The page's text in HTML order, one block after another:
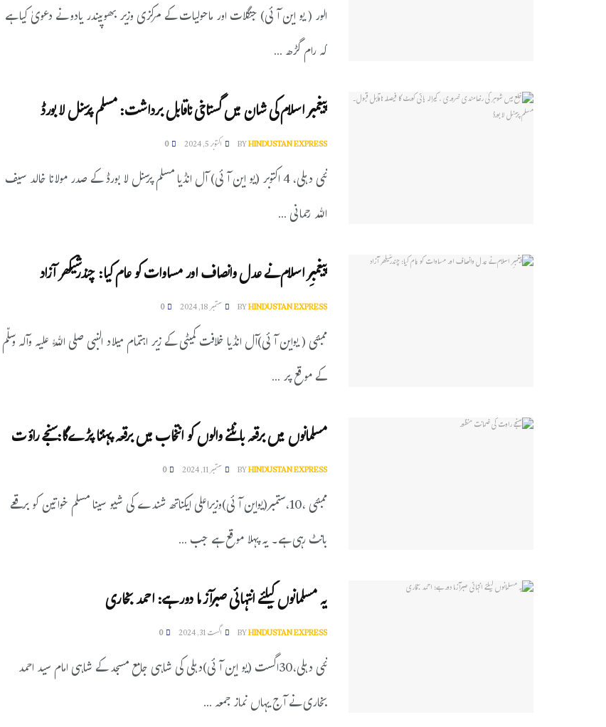
الور ( یو این آئی) جنگلات اور ماحولیات کے مرکزی وزیر بھوپیندر یادو نے دعویٰ کیا ہے
کہ رام گڑھ ...
پیغمبر اسلام کی شان میں گستاخی ناقابل برداشت: مسلم پرسنل لا بورڈ
BYHINDUSTAN EXPRESS اکتوبر 5, 2024 0
نئی دہلی، 4 اکتوبر (یو این آئی) آل انڈیا مسلم پرسنل لا بورڈ کے صدر مولانا خالد سیف
اللہ رحمانی ...
پیغمبرِ اسلام نے عدل وانصاف اور مساوات کو عام کیا: چندرشیکھر آزاد
BYHINDUSTAN EXPRESS ستمبر 18, 2024 0
ممبئی ( یواین آئی)آل انڈیا خلافت کمیٹی کے زیر اہتمام میلاد النبی صلی اللّٰہ علیہ وآلہ وسلّم
کے موقع پر ...
مسلمانوں میں برقعہ بانٹنے والوں کو انتخاب میں برقعہ پہننا پڑےگا:سنجے راؤت
BYHINDUSTAN EXPRESS ستمبر 11, 2024 0
ممبئی ،10،ستمبر(یواین آئی)وزیراعلی ایکناتھ شندے کی شیو سینا مسلم خواتین کو برقعے
بانٹ رہی ہے۔ یہ پہلا موقع ہے جب ...
یہ مسلمانوں کیلئے انتہائی صبرآزما دور ہے: احمد بخاری
BYHINDUSTAN EXPRESS اگست 31, 2024 0
نئی دہلی،30اگست (یو این آئی)دہلی کی شاہی جامع مسجد کے شاہی امام سید احمد
بخاری نے آج یہاں نماز جمعہ ...